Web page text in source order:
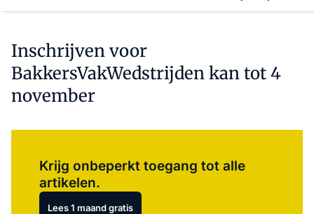
Inschrijven voor
BakkersVakWedstrijden kan tot 4
november
Krijg onbeperkt toegang tot alle
artikelen.
Lees 1 maand gratis